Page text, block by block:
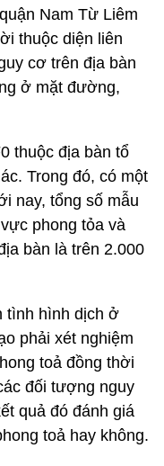
Nam Từ Liêm
thuộc diện liên
cơ trên địa bàn
ở mặt đường,
thuộc địa bàn tổ
Trong đó, có một
nay, tổng số mẫu
phong tỏa và
bàn là trên 2.000
tình hình dịch ở
phải xét nghiệm
toả đồng thời
đối tượng nguy
quả đó đánh giá
toả hay không.